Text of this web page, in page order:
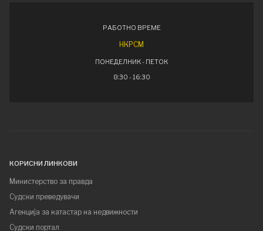
РАБОТНО ВРЕМЕ
НКРСМ
ПОНЕДЕЛНИК - ПЕТОК
8:30 - 16:30
КОРИСНИ ЛИНКОВИ
Министерство за правда
Судски преведувачи
Агенција за катастар на недвижности
Судски портал